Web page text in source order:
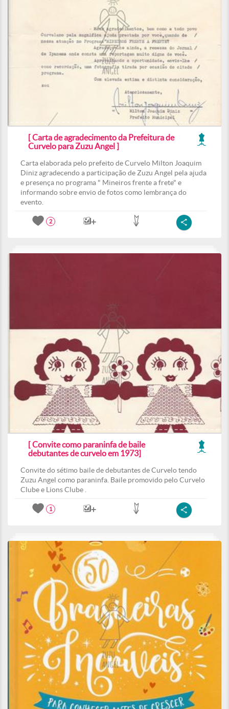
[ Carta de agradecimento da Prefeitura de
Curvelo para Zuzu Angel ]
Carta elaborada pelo prefeito de Curvelo Milton Joaquim
Diniz agradecendo a participação de Zuzu Angel pela ajuda
e presença no programa " Mineiros frente a frete" e
informando sobre envio de fotos como lembrança do
evento.
2
[ Convite como paraninfa de baile
debutantes de curvelo em 1973]
Convite do sétimo baile de debutantes de Curvelo tendo
Zuzu Angel como paraninfa. Baile promovido pelo Curvelo
Clube e Lions Clube .
1